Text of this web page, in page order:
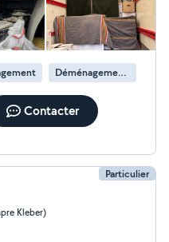
Déménagement de maison
Contacter
Particulier
Kleber)